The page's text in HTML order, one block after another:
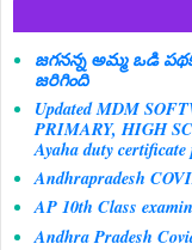
జగనన్న అమ్మ ఒడి
జరిగింది
Updated MDM
PRIMARY, HIGH
Ayaha duty
Andhrapradesh
AP 10th Class
Andhra Pradesh